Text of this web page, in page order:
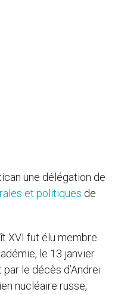
une délégation de
et politiques de
XVI fut élu membre
le 13 janvier
le décès d’Andreï
nucléaire russe,